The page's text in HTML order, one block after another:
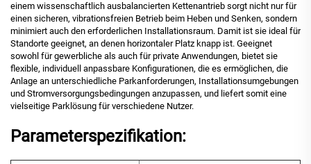
einem wissenschaftlich ausbalancierten Kettenantrieb sorgt nicht nur für
einen sicheren, vibrationsfreien Betrieb beim Heben und Senken, sondern
minimiert auch den erforderlichen Installationsraum. Damit ist sie ideal für
Standorte geeignet, an denen horizontaler Platz knapp ist. Geeignet
sowohl für gewerbliche als auch für private Anwendungen, bietet sie
flexible, individuell anpassbare Konfigurationen, die es ermöglichen, die
Anlage an unterschiedliche Parkanforderungen, Installationsumgebungen
und Stromversorgungsbedingungen anzupassen, und liefert somit eine
vielseitige Parklösung für verschiedene Nutzer.
Parameterspezifikation: